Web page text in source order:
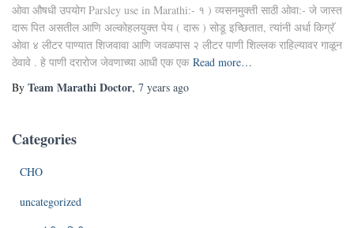
ओवा औषधी उपयोग Parsley use in Marathi:- १ ) व्यसनमुक्ती साठी ओवा:- जे जास्त
दारू पित असतील आणि अल्कोहलयुक्त पेय ( दारू ) सोडू इच्छितात, त्यांनी अर्धा किग्रॅ
ओवा ४ लीटर पाण्यात शिजवावा आणि जवळपास २ लीटर पाणी शिल्लक राहिल्यावर गाळून
ठेवावे . हे पाणी दरारोज जेवणाच्या आधी एक एक Read more…
By Team Marathi Doctor, 7 years ago
Categories
CHO
uncategorized